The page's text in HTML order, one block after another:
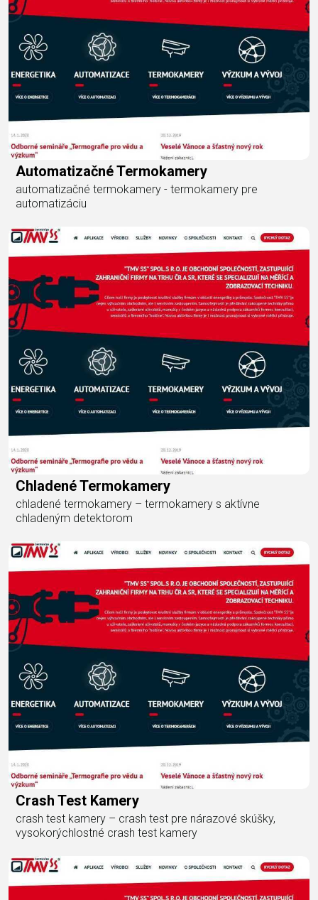
Automatizačné Termokamery
automatizačné termokamery - termokamery pre
automatizáciu
Chladené Termokamery
chladené termokamery – termokamery s aktívne
chladeným detektorom
Crash Test Kamery
crash test kamery – crash test pre nárazové skúšky,
vysokorýchlostné crash test kamery